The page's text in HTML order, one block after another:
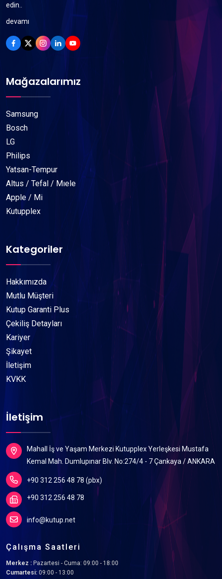
edin..
devamı
Mağazalarımız
Samsung
Bosch
LG
Philips
Yatsan-Tempur
Altus / Tefal / Mıele
Apple / Mi
Kutupplex
Kategoriler
Hakkımızda
Mutlu Müşteri
Kutup Garanti Plus
Çekiliş Detayları
Kariyer
Şikayet
İletişim
KVKK
İletişim
Mahall İş ve Yaşam Merkezi Kutupplex Yerleşkesi Mustafa
Kemal Mah. Dumlupınar Blv. No:274/4 - 7 Çankaya / ANKARA
+90 312 256 48 78 (pbx)
+90 312 256 48 78
info@kutup.net
Çalışma Saatleri
Merkez : Pazartesi - Cuma: 09:00 - 18:00
Cumartesi: 09:00 - 13:00